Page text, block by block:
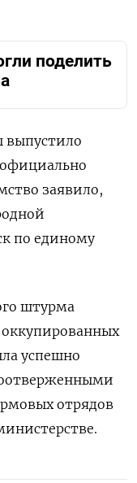
поделить
выпустило
заявило,
по единому
штурма
оккупированных
успешно
отрядов